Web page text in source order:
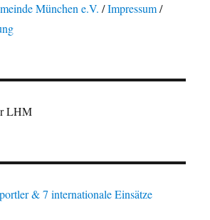
München e.V. /Impressum/
& 7 internationale Einsätze